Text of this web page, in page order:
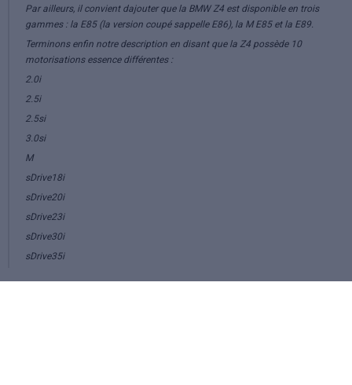
Par ailleurs, il convient dajouter que la BMW Z4 est disponible en trois
gammes : la E85 (la version coupé sappelle E86), la M E85 et la E89.
Terminons enfin notre description en disant que la Z4 possède 10
motorisations essence différentes :
2.0i
2.5i
2.5si
3.0si
M
sDrive18i
sDrive20i
sDrive23i
sDrive30i
sDrive35i